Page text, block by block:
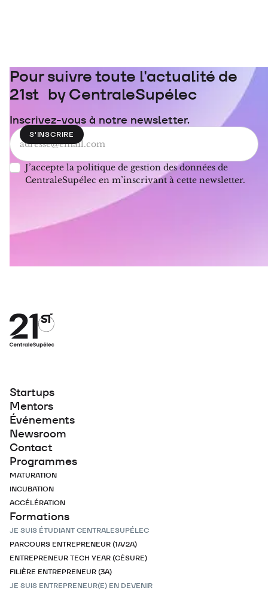
Pour suivre toute l'actualité de
21st by CentraleSupélec
Inscrivez-vous à notre newsletter.
J’accepte la politique de gestion des données de
CentraleSupélec en m’inscrivant à cette newsletter.
Startups
Mentors
Événements
Newsroom
Contact
Programmes
MATURATION
INCUBATION
ACCÉLÉRATION
Formations
JE SUIS ÉTUDIANT CENTRALESUPÉLEC
PARCOURS ENTREPRENEUR (1A/2A)
ENTREPRENEUR TECH YEAR (CÉSURE)
FILIÈRE ENTREPRENEUR (3A)
JE SUIS ENTREPRENEUR(E) EN DEVENIR